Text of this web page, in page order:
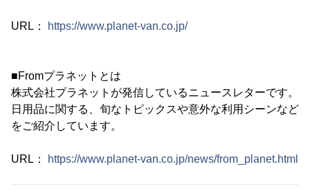
URL： https://www.planet-van.co.jp/
■Fromプラネットとは
株式会社プラネットが発信しているニュースレターです。
日用品に関する、旬なトピックスや意外な利用シーンなど
をご紹介しています。
URL： https://www.planet-van.co.jp/news/from_planet.html